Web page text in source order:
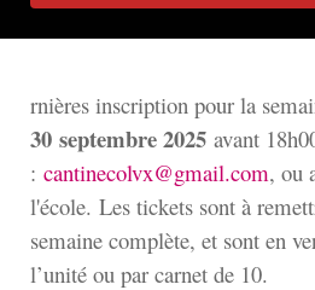
rnières inscription pour la
30 septembre 2025 avant
: cantinecolvx@gmail.com, ou
l'école. Les tickets sont à
semaine complète, et sont en
l’unité ou par carnet de 10.